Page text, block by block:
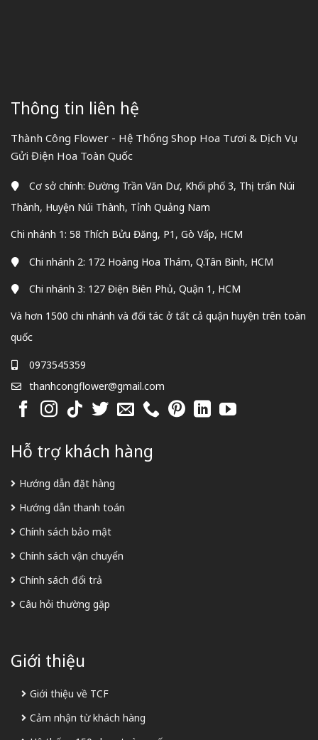
Thông tin liên hệ
Thành Công Flower - Hệ Thống Shop Hoa Tươi & Dịch Vụ
Gửi Điện Hoa Toàn Quốc
Cơ sở chính: Đường Trần Văn Dư, Khối phố 3, Thị trấn Núi
Thành, Huyện Núi Thành, Tỉnh Quảng Nam
Chi nhánh 1: 58 Thích Bửu Đăng, P1, Gò Vấp, HCM
Chi nhánh 2: 172 Hoàng Hoa Thám, Q.Tân Bình, HCM
Chi nhánh 3: 127 Điện Biên Phủ, Quận 1, HCM
Và hơn 1500 chi nhánh và đối tác ở tất cả quận huyện trên toàn
quốc
0973545359
thanhcongflower@gmail.com
Hỗ trợ khách hàng
Hướng dẫn đặt hàng
Hướng dẫn thanh toán
Chính sách bảo mật
Chính sách vận chuyển
Chính sách đổi trả
Câu hỏi thường gặp
Giới thiệu
Giới thiệu về TCF
Cảm nhận từ khách hàng